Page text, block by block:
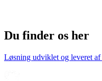
Du finder os her
Løsning udviklet og leveret af